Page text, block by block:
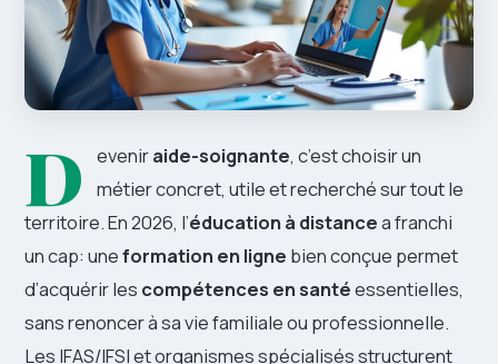
D eveniraide-soignante, c’est choisir un
métier concret, utile et recherché sur tout le
territoire. En 2026, l’éducation à distancea franchi
un cap: uneformation en ligne bien conçue permet
d’acquérir les compétences en santéessentielles,
sans renoncer à sa vie familiale ou professionnelle.
Les IFAS/IFSI et organismes spécialisés structurent